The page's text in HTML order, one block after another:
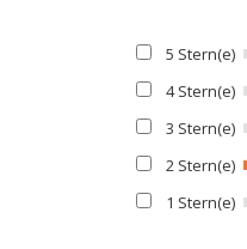
5 Stern(e)
4 Stern(e)
3 Stern(e)
2 Stern(e)
1 Stern(e)